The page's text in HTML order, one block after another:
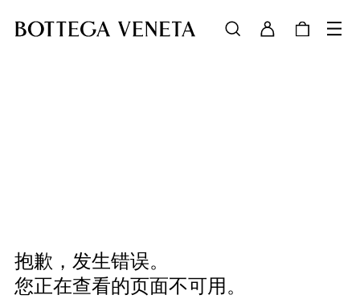
抱歉，发生错误。
您正在查看的页面不可用。